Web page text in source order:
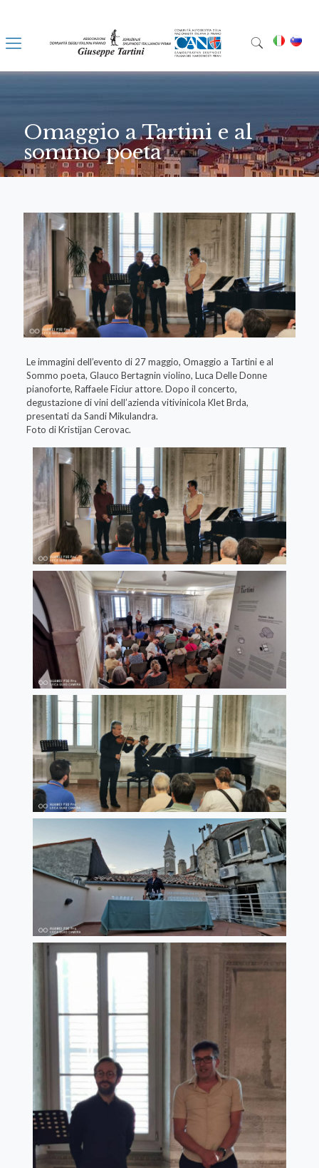
Omaggio a Tartini e al
sommo poeta
Le immagini dell’evento di 27 maggio, Omaggio a Tartini e al
Sommo poeta, Glauco Bertagnin violino, Luca Delle Donne
pianoforte, Raffaele Ficiur attore. Dopo il concerto,
degustazione di vini dell’azienda vitivinicola Klet Brda,
presentati da Sandi Mikulandra.
Foto di Kristijan Cerovac.